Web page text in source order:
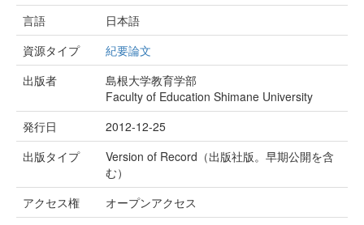
言語
日本語
資源タイプ
紀要論文
出版者
島根大学教育学部
Faculty of Education Shimane University
発行日
2012-12-25
出版タイプ
Version of Record（出版社版。早期公開を含
む）
アクセス権
オープンアクセス